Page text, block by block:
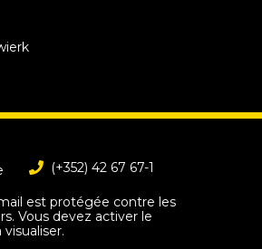
(+352) 42 67 67-1
est protégée contre les
Vous devez activer le